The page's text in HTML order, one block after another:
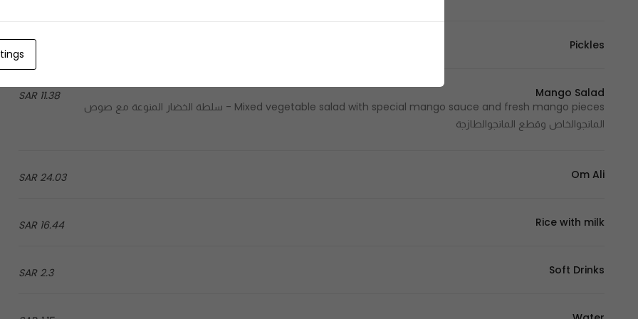
Pickles
11.38 SAR
Mango Salad
Mixed vegetable salad with special mango sauce and fresh mango pieces - سلطة الخضار المنوعة مع صوص
المانجوالخاص وقطع المانجوالطازجة
24.03 SAR Om Ali
16.44 SAR Rice with milk
2.3 SAR Soft Drinks